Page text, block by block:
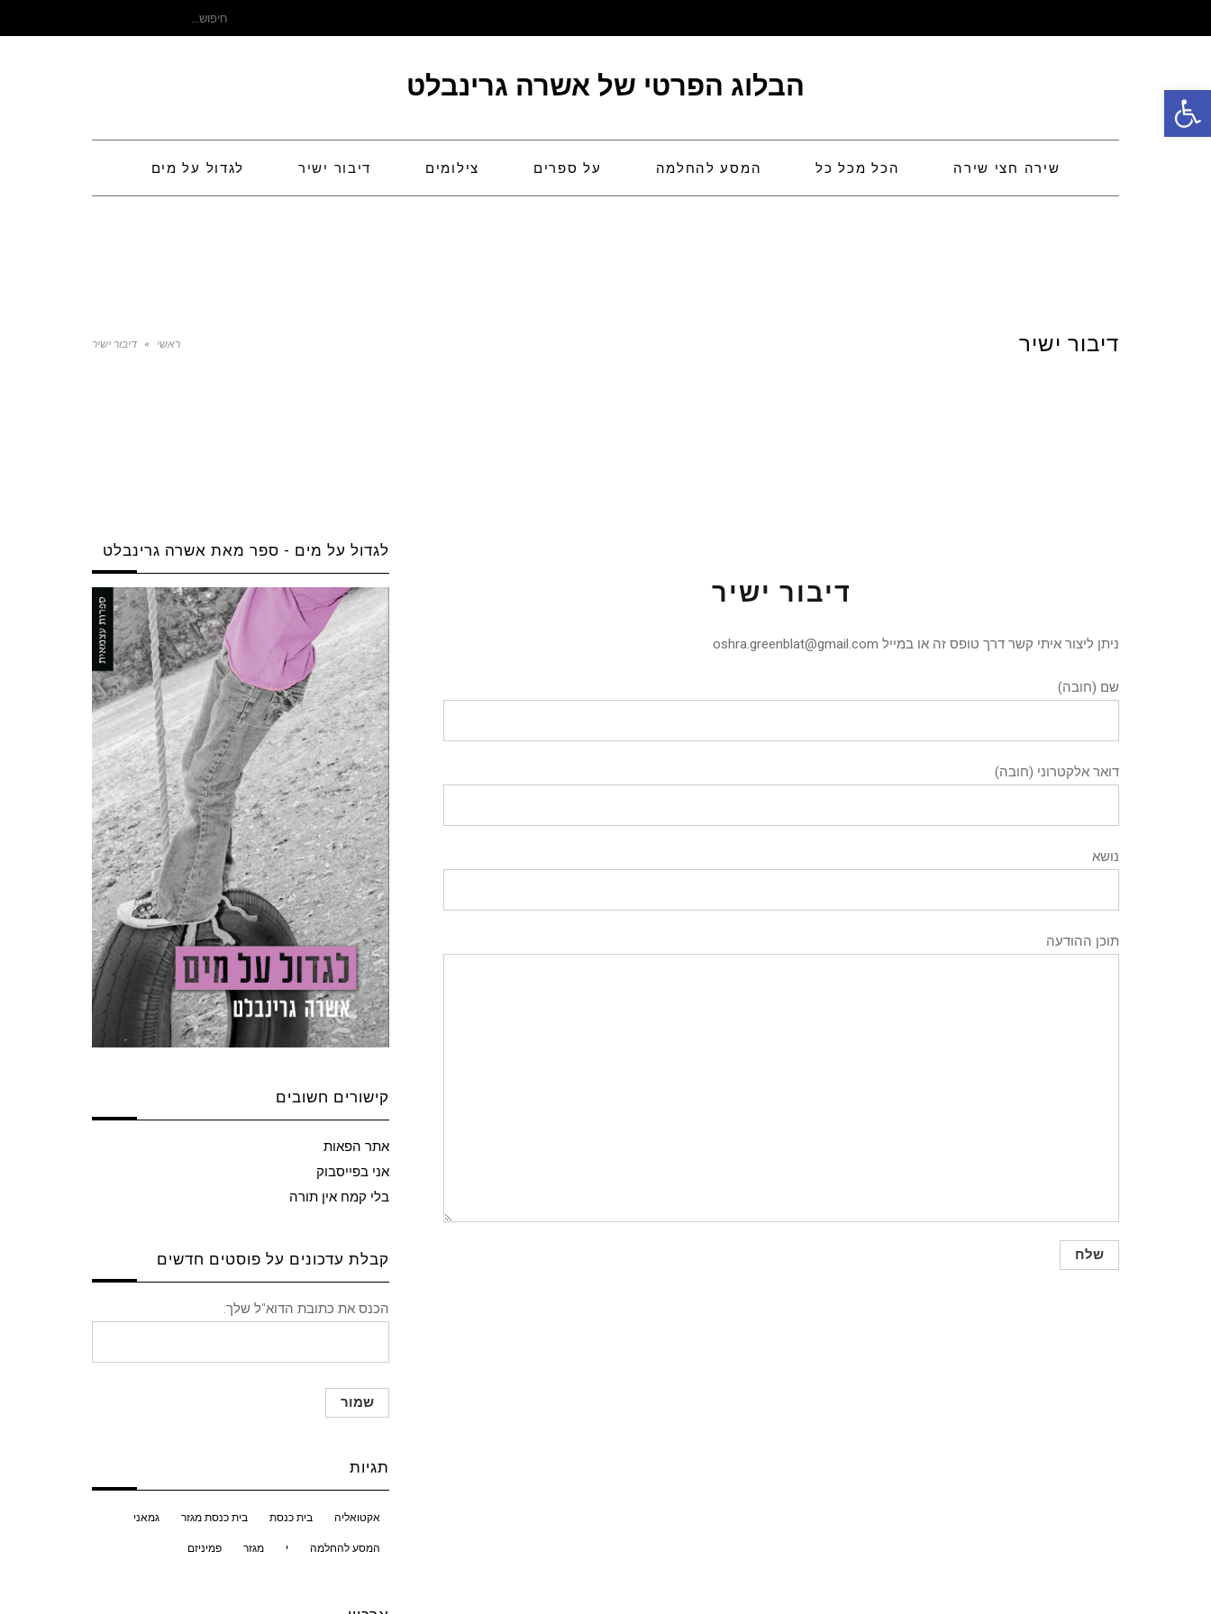
פתח סרגל נגישות
חיפוש
הבלוג הפרטי של אשרה גרינבלט
שירה חצי שירה הכל מכל כל המסע להחלמה על ספרים צילומים דיבור ישיר לגדול על מים
דיבור ישיר ראשי » דיבור ישיר
דיבור ישיר
ניתן ליצור איתי קשר דרך טופס זה או במייל oshra.greenblat@gmail.com
שם (חובה)
דואר אלקטרוני (חובה)
נושא
תוכן ההודעה
לגדול על מים - ספר מאת אשרה גרינבלט
קישורים חשובים
אתר הפאות
אני בפייסבוק
בלי קמח אין תורה
קבלת עדכונים על פוסטים חדשים
הכנס את כתובת הדוא"ל שלך:
תגיות
אקטואליה בית כנסת בית כנסת מגזר גמאני
המסע להחלמה י מגזר פמיניזם